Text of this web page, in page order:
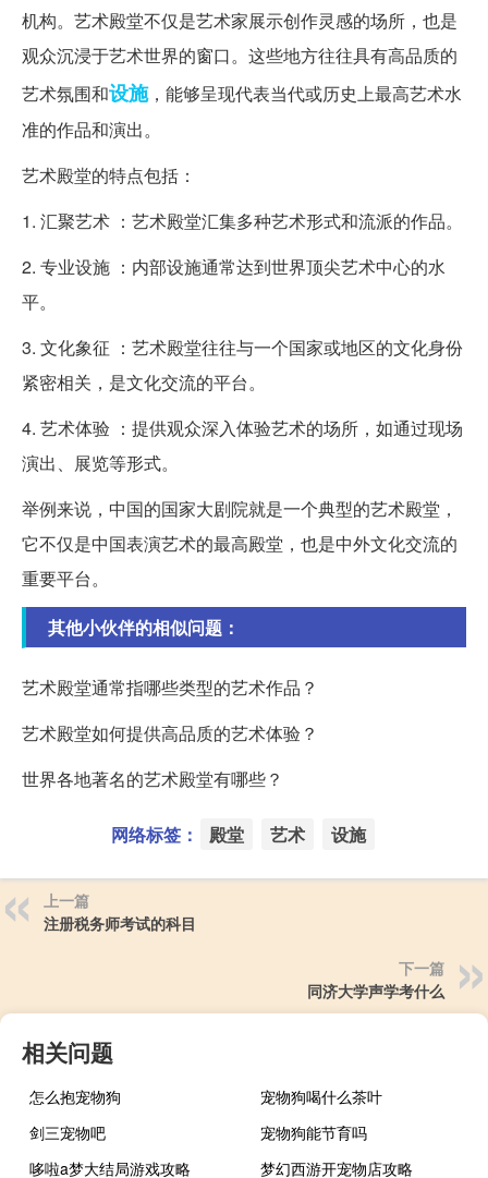
机构。艺术殿堂不仅是艺术家展示创作灵感的场所，也是
观众沉浸于艺术世界的窗口。这些地方往往具有高品质的
艺术氛围和设施，能够呈现代表当代或历史上最高艺术水
准的作品和演出。
艺术殿堂的特点包括：
1. 汇聚艺术 ：艺术殿堂汇集多种艺术形式和流派的作品。
2. 专业设施 ：内部设施通常达到世界顶尖艺术中心的水
平。
3. 文化象征 ：艺术殿堂往往与一个国家或地区的文化身份
紧密相关，是文化交流的平台。
4. 艺术体验 ：提供观众深入体验艺术的场所，如通过现场
演出、展览等形式。
举例来说，中国的国家大剧院就是一个典型的艺术殿堂，
它不仅是中国表演艺术的最高殿堂，也是中外文化交流的
重要平台。
其他小伙伴的相似问题：
艺术殿堂通常指哪些类型的艺术作品？
艺术殿堂如何提供高品质的艺术体验？
世界各地著名的艺术殿堂有哪些？
网络标签： 殿堂 艺术 设施
上一篇
注册税务师考试的科目
下一篇
同济大学声学考什么
相关问题
怎么抱宠物狗
宠物狗喝什么茶叶
剑三宠物吧
宠物狗能节育吗
哆啦a梦大结局游戏攻略
梦幻西游开宠物店攻略